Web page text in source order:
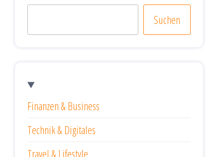
Suchen
Finanzen & Business
Technik & Digitales
Travel & Lifestyle